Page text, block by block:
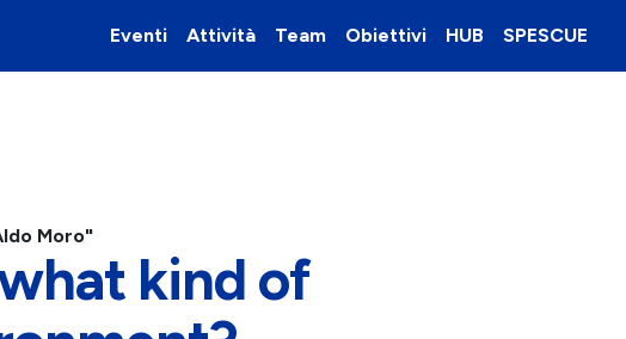
Eventi Attività Team Obiettivi HUB SPESCUE
Moro"
kind of